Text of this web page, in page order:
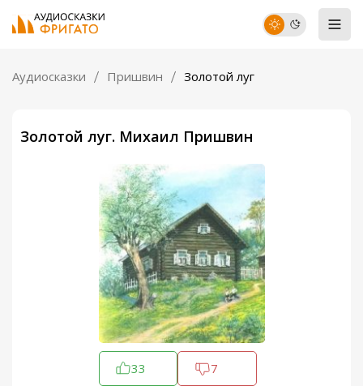
Аудиосказки Пришвин Золотой луг
Золотой луг. Михаил Пришвин
33 7